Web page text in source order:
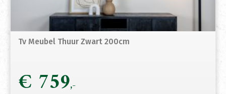
Tv Meubel Thuur Zwart 200cm
€ 759